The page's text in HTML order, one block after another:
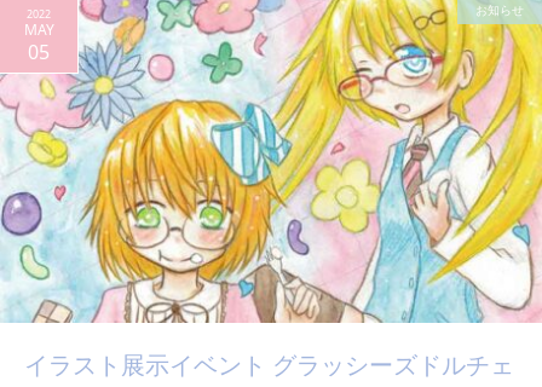
2022
MAY
05
お知らせ
イラスト展示イベント グラッシーズドルチェ